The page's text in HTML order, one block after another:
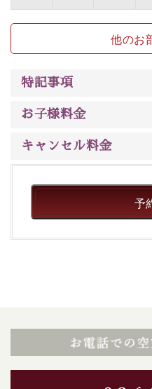
■お座敷風呂（大浴場）
温泉の成分に合わせ、防
用。 足元が柔らかく、そ
※男性大浴場までのご移動
眺望はございませんが、
む貸切温泉風呂です。ゆ
トな空間をお愉しみくだ
【旅】
■諏訪大社4社を巡る無料
※交通規制などにより運行
※年末年始及び御柱祭前後
他のお
特記事項
お子様料金
キャンセル料金
予